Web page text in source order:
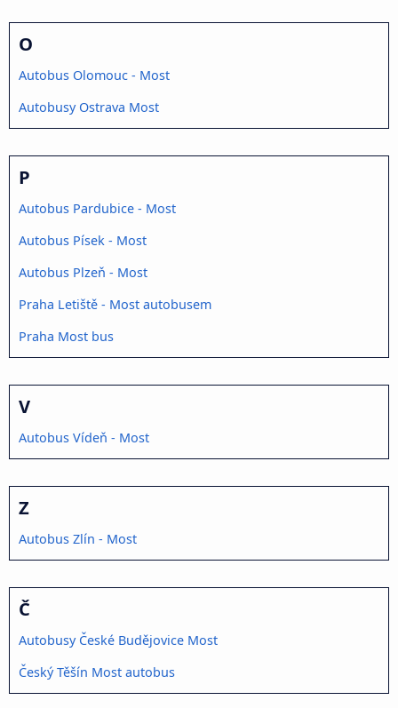
O
Autobus Olomouc - Most
Autobusy Ostrava Most
P
Autobus Pardubice - Most
Autobus Písek - Most
Autobus Plzeň - Most
Praha Letiště - Most autobusem
Praha Most bus
V
Autobus Vídeň - Most
Z
Autobus Zlín - Most
Č
Autobusy České Budějovice Most
Český Těšín Most autobus